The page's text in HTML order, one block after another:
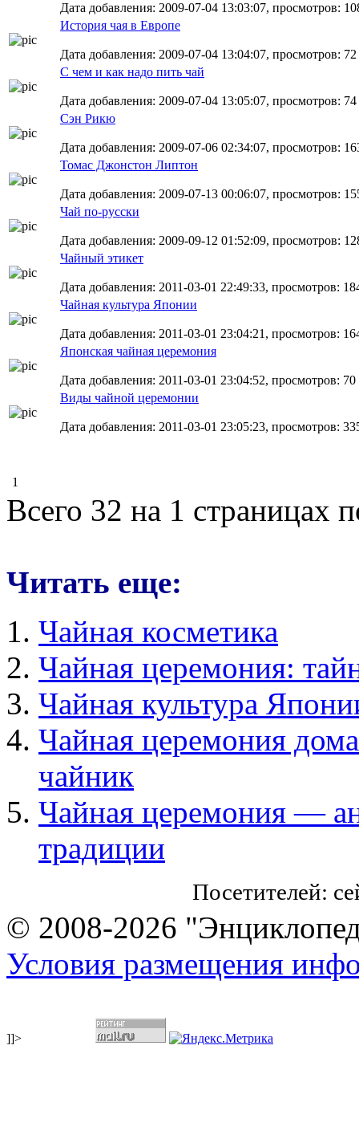
Дата добавления: 2009-07-04 13:03:07, просмотров:
История чая в Европе
Дата добавления: 2009-07-04 13:04:07, просмотров: 72
С чем и как надо пить чай
Дата добавления: 2009-07-04 13:05:07, просмотров: 74
Сэн Рикю
Дата добавления: 2009-07-06 02:34:07, просмотров:
Томас Джонстон Липтон
Дата добавления: 2009-07-13 00:06:07, просмотров:
Чай по-русски
Дата добавления: 2009-09-12 01:52:09, просмотров:
Чайный этикет
Дата добавления: 2011-03-01 22:49:33, просмотров:
Чайная культура Японии
Дата добавления: 2011-03-01 23:04:21, просмотров:
Японская чайная церемония
Дата добавления: 2011-03-01 23:04:52, просмотров: 70
Виды чайной церемонии
Дата добавления: 2011-03-01 23:05:23, просмотров:
1
Всего 32 на 1 страницах
Читать еще:
Чайная косметика
Чайная церемония:
Чайная культура
Чайная церемония
чайник
Чайная церемония —
традиции
Посетителей:
© 2008-2026
Условия размещения
]]>